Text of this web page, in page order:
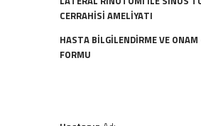
HABERLER
CERRAHİSİ AMELİYATI
HASTA BİLGİLENDİRME VE
FORMU